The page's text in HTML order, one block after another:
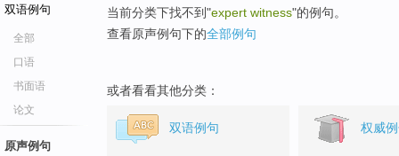
双语例句
全部
口语
书面语
论文
原声例句
当前分类下找不到"expert witness"的例句。
查看原声例句下的全部例句
或者看看其他分类：
双语例句 权威